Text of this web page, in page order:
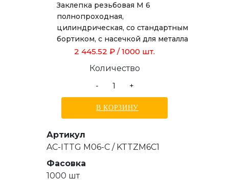
Заклепка резьбовая М 6
полнопроходная,
цилиндрическая, со стандартным
бортиком, с насечкой для металла
толщиной от 0,5 до 3,0 мм, длиной
2 445.52 ₽ / 1000 шт.
Количество
-
+
В КОРЗИНУ
Артикул
AC-ITTG M06-C / KTTZM6C1
Фасовка
1000 шт